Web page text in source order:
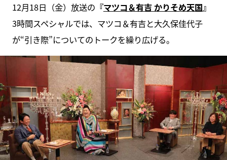
12月18日（金）放送の 『マツコ＆有吉 かりそめ天国』
3時間スペシャルでは、マツコ＆有吉と大久保佳代子
が“引き際”についてのトークを繰り広げる。